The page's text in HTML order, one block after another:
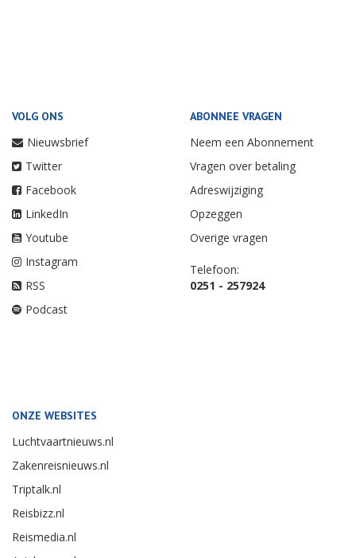
VOLG ONS
Nieuwsbrief
Twitter
Facebook
LinkedIn
Youtube
Instagram
RSS
Podcast
ABONNEE VRAGEN
Neem een Abonnement
Vragen over betaling
Adreswijziging
Opzeggen
Overige vragen
Telefoon:
0251 - 257924
ONZE WEBSITES
Luchtvaartnieuws.nl
Zakenreisnieuws.nl
Triptalk.nl
Reisbizz.nl
Reismedia.nl